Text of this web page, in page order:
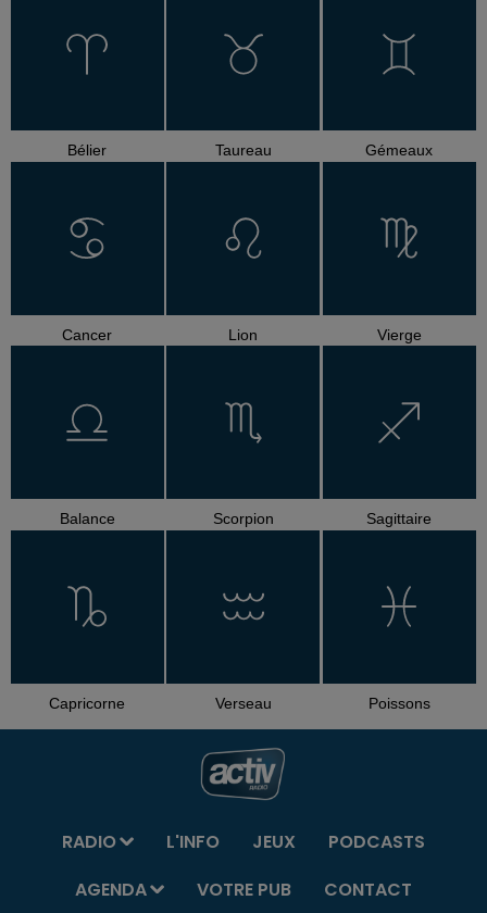
Bélier Taureau Gémeaux
Cancer Lion Vierge
Balance Scorpion Sagittaire
Capricorne Verseau Poissons
RADIO L'INFO JEUX
PODCASTS
AGENDA
VOTRE PUB CONTACT